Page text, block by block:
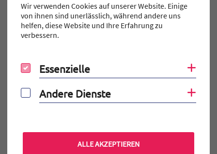
Teile Beitrag:
ÄLTERE
Titel für Beitrag
Ein Holzkreuz für die Turnhalle
Wir verwenden Cookies auf unserer Website. Einige
von ihnen sind unerlässlich, während andere uns
helfen, diese Website und Ihre Erfahrung zu
verbessern.
Essenzielle
Essenzielle
Andere Dienste
Andere Dienste
ALLE AKZEPTIEREN